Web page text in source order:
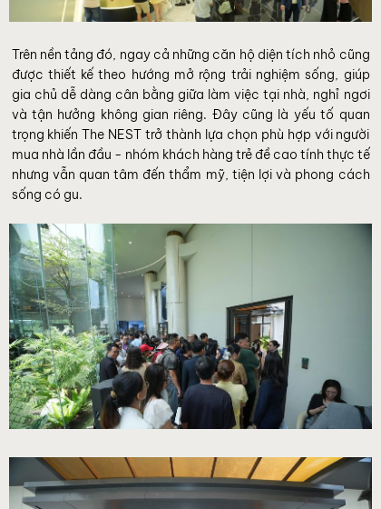
Trên nền tảng đó, ngay cả những căn hộ diện tích nhỏ cũng
được thiết kế theo hướng mở rộng trải nghiệm sống, giúp
gia chủ dễ dàng cân bằng giữa làm việc tại nhà, nghỉ ngơi
và tận hưởng không gian riêng. Đây cũng là yếu tố quan
trọng khiến The NEST trở thành lựa chọn phù hợp với người
mua nhà lần đầu - nhóm khách hàng trẻ đề cao tính thực tế
nhưng vẫn quan tâm đến thẩm mỹ, tiện lợi và phong cách
sống có gu.